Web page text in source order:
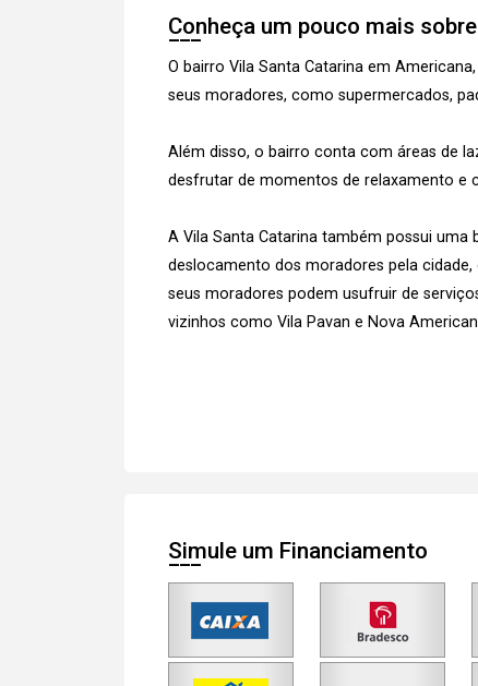
Conheça um pouco mais
O bairro Vila Santa Catarina em
seus moradores, como supermercados,
Além disso, o bairro conta com áreas de
desfrutar de momentos de relaxamento e
A Vila Santa Catarina também possui
deslocamento dos moradores pela
seus moradores podem usufruir de
vizinhos como Vila Pavan e Nova
Simule um Financiamento